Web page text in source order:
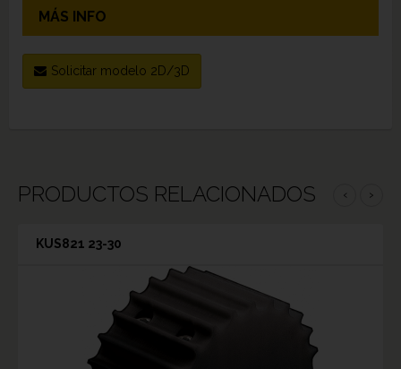
MÁS INFO
Solicitar modelo 2D/3D
PRODUCTOS RELACIONADOS ‹ ›
KUS821 23-30